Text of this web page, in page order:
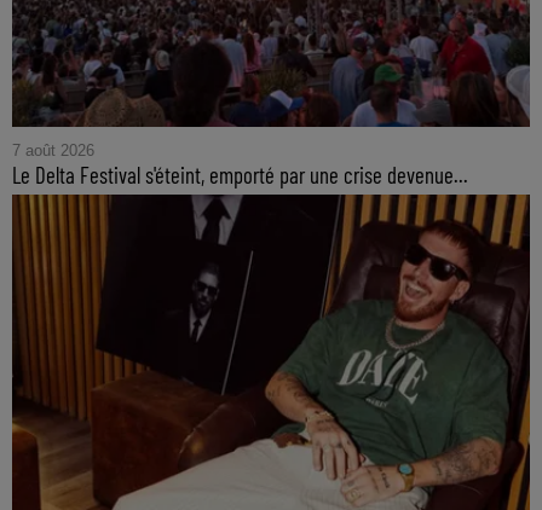
7 août 2026
Le Delta Festival s'éteint, emporté par une crise devenue...